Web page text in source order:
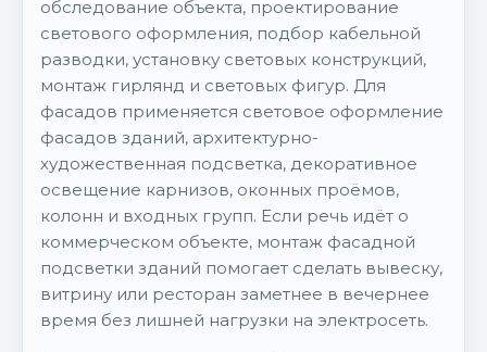
обследование объекта, проектирование
светового оформления, подбор кабельной
разводки, установку световых конструкций,
монтаж гирлянд и световых фигур. Для
фасадов применяется световое оформление
фасадов зданий, архитектурно-
художественная подсветка, декоративное
освещение карнизов, оконных проёмов,
колонн и входных групп. Если речь идёт о
коммерческом объекте, монтаж фасадной
подсветки зданий помогает сделать вывеску,
витрину или ресторан заметнее в вечернее
время без лишней нагрузки на электросеть.